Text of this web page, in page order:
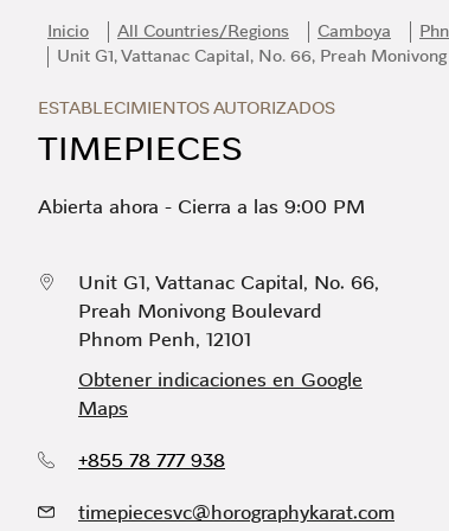
Inicio All Countries/Regions Camboya
Unit G1, Vattanac Capital, No. 66, Preah
ESTABLECIMIENTOS AUTORIZADOS
TIMEPIECES
Abierta ahora - Cierra a las 9:00 PM
Unit G1, Vattanac Capital, No. 66,
Preah Monivong Boulevard
Phnom Penh, 12101
Obtener indicaciones en Google
Maps
+855 78 777 938
timepiecesvc@horographykarat.com
Día de la Semana